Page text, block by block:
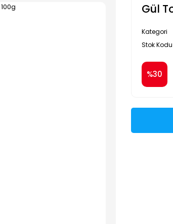
Gül
Kategori
Stok Kodu
%30